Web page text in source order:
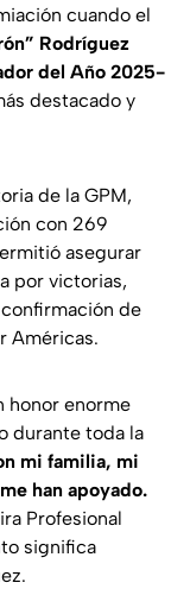
cuando el
Rodríguez
del Año 2025-
destacado y
de la GPM,
con 269
asegurar
por victorias,
de
Américas.
honor enorme
durante toda la
mi familia, mi
han apoyado.
Profesional
significa